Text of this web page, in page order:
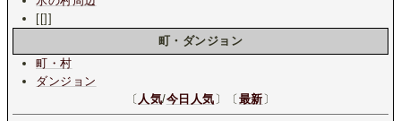
[[]]
町・ダンジョン
町・村
ダンジョン
〔 人気/今日人気 〕〔 最新 〕